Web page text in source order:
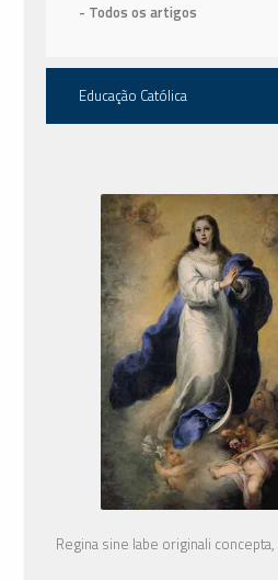
- Todos os artigos
Educação Católica
Regina sine labe originali